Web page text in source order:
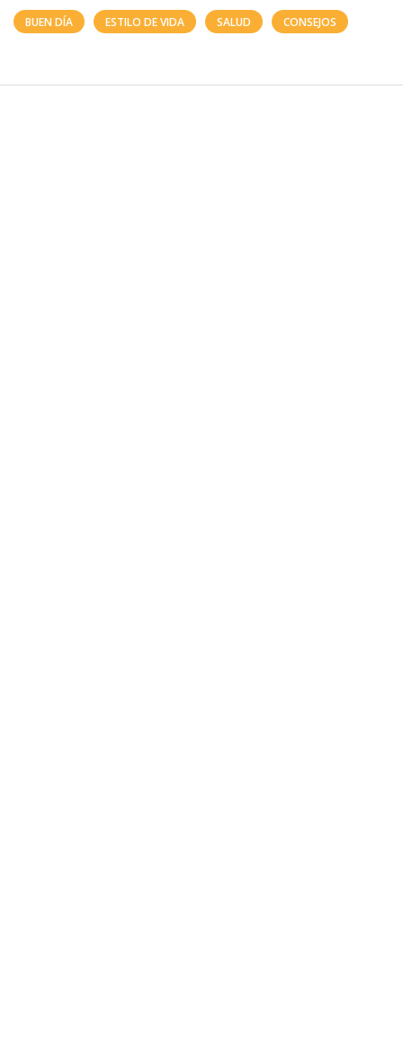
BUEN DÍA ESTILO DE VIDA SALUD CONSEJOS